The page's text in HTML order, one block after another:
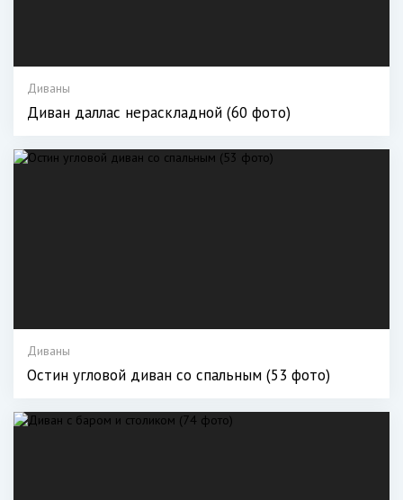
Диваны
Диван даллас нераскладной (60 фото)
Диваны
Остин угловой диван со спальным (53 фото)